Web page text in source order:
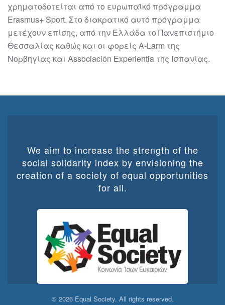
χρηματοδοτείται από το ευρωπαϊκό πρόγραμμα
Erasmus+ Sport. Στο διακρατικό αυτό πρόγραμμα
μετέχουν επίσης, από την Ελλάδα το Πανεπιστήμιο
Θεσσαλίας καθώς και οι φορείς A-Larm της
Νορβηγίας και Associación Experientia της Ισπανίας.
We aim to increase the strength of the
social solidarity index by envisioning the
creation of a society of equal opportunities
for all.
© 2026Equal Society. All rights reserved.